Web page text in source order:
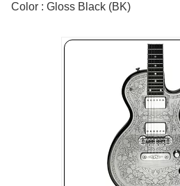
Color : Gloss Black (BK)